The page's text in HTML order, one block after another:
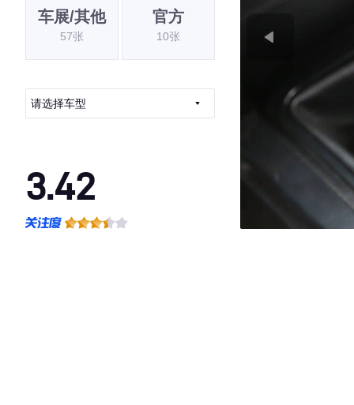
车展/其他
57张
官方
10张
请选择车型
3.42